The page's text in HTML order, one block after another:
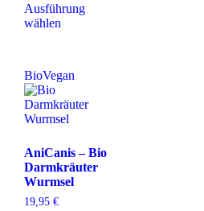
Ausführung
wählen
BioVegan
AniCanis – Bio
Darmkräuter
Wurmsel
19,95 €